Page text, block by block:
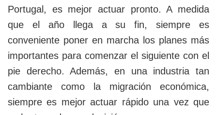
Portugal, es mejor actuar pronto. A medida
que el año llega a su fin, siempre es
conveniente poner en marcha los planes más
importantes para comenzar el siguiente con el
pie derecho. Además, en una industria tan
cambiante como la migración económica,
siempre es mejor actuar rápido una vez que